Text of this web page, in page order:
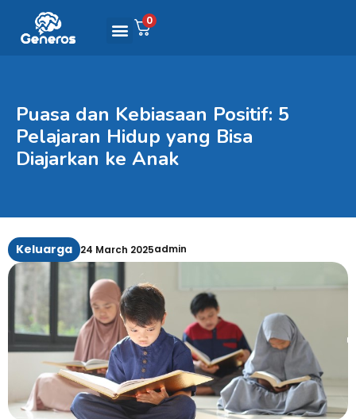
0
Puasa dan Kebiasaan Positif: 5
Pelajaran Hidup yang Bisa
Diajarkan ke Anak
Keluarga 24 March 2025admin